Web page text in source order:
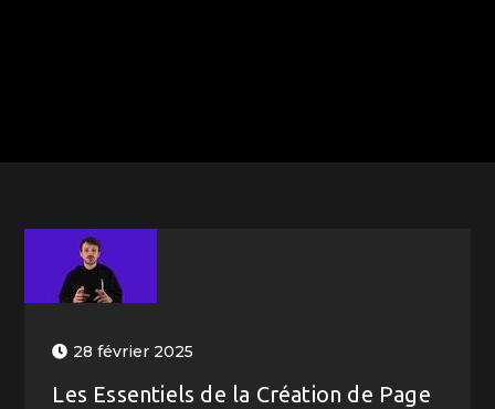
28 février 2025
Les Essentiels de la Création de Page